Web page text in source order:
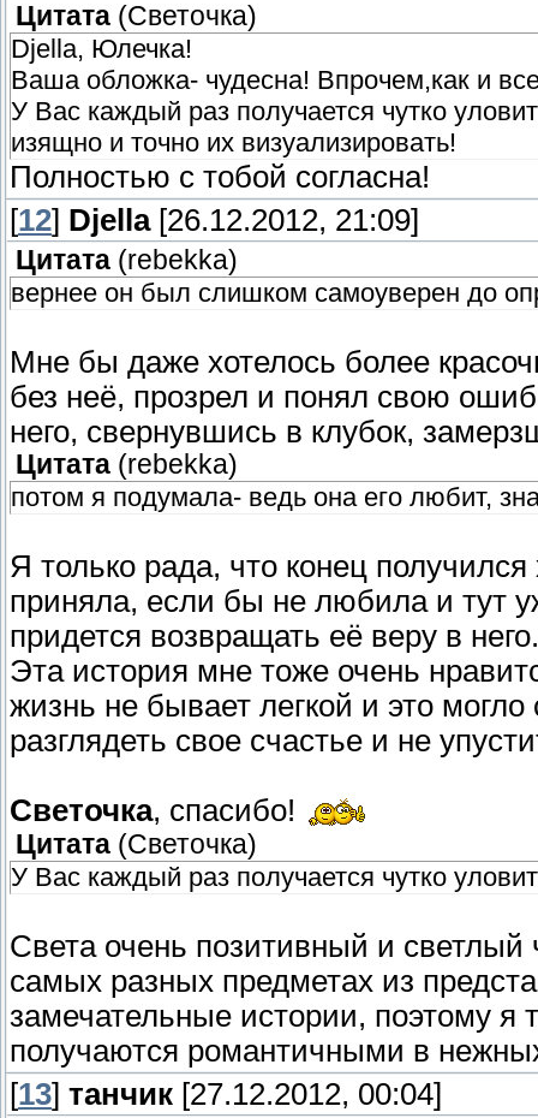
Цитата (Светочка)
Djella, Юлечка!
Ваша обложка- чудесна! Впрочем,как и
У Вас каждый раз получается чутко
изящно и точно их визуализировать!
Полностью с тобой согласна!
[12] Djella[26.12.2012, 21:09]
Цитата (rebekka)
вернее он был слишком самоуверен до
Мне бы даже хотелось более
без неё, прозрел и понял свою
него, свернувшись в клубок,
Цитата (rebekka)
потом я подумала- ведь она его любит,
Я только рада, что конец
приняла, если бы не любила и тут
придется возвращать её веру в него.
Эта история мне тоже очень
жизнь не бывает легкой и это
разглядеть свое счастье и не
Светочка, спасибо!
Цитата (Светочка)
У Вас каждый раз получается чутко
Света очень позитивный и светлый
самых разных предметах из
замечательные истории, поэтому я
получаются романтичными в
[13] танчик [27.12.2012, 00:04]